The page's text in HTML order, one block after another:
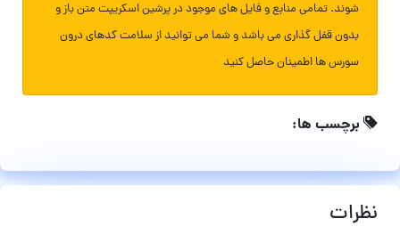
شوند. تمامی منابع و فایل های موجود در پرشین اسکریپت متن باز و
بدون قفل گذاری می باشد و شما می توانید از سلامت کدهای درون
سورس ها اطمینان حاصل کنید
برچسب ها:
نظرات